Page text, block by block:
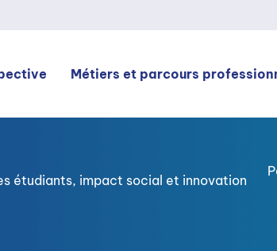
Métiers et parcours
étudiants, impact social et innovation